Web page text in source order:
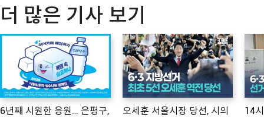
더 많은 기사 보기
6년째 시원한 응원… 은평구,
오세훈 서울시장 당선, 시의
14